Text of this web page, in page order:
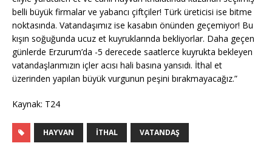
belli büyük firmalar ve yabancı çiftçiler! Türk üreticisi ise bitme
noktasında. Vatandaşımız ise kasabın önünden geçemiyor! Bu
kışın soğuğunda ucuz et kuyruklarında bekliyorlar. Daha geçen
günlerde Erzurum’da -5 derecede saatlerce kuyrukta bekleyen
vatandaşlarımızın içler acısı hali basına yansıdı. İthal et
üzerinden yapılan büyük vurgunun peşini bırakmayacağız.”
Kaynak: T24
HAYVAN İTHAL VATANDAŞ